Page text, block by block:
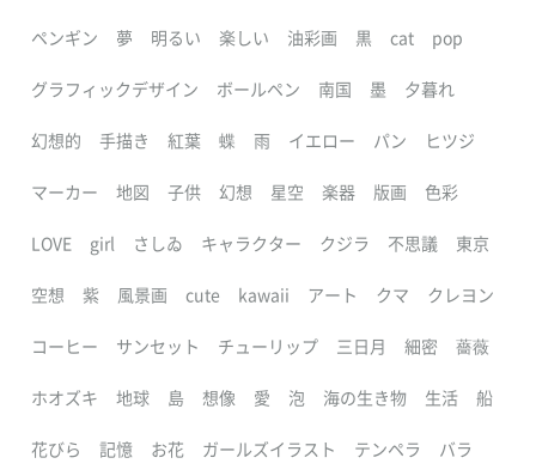
ペンギン 夢 明るい 楽しい 油彩画 黒 cat pop
グラフィックデザイン ボールペン 南国 墨 夕暮れ
幻想的 手描き 紅葉 蝶 雨 イエロー パン ヒツジ
マーカー 地図 子供 幻想 星空 楽器 版画 色彩
LOVE girl さしゐ キャラクター クジラ 不思議 東京
空想 紫 風景画 cute kawaii アート クマ クレヨン
コーヒー サンセット チューリップ 三日月 細密 薔薇
ホオズキ 地球 島 想像 愛 泡 海の生き物 生活 船
花びら 記憶 お花 ガールズイラスト テンペラ バラ